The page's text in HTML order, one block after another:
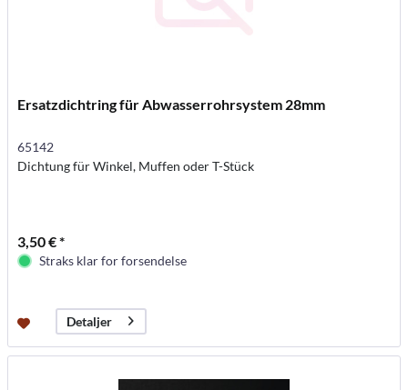
Ersatzdichtring für Abwasserrohrsystem 28mm
65142
Dichtung für Winkel, Muffen oder T-Stück
3,50 € *
Straks klar for forsendelse
Detaljer